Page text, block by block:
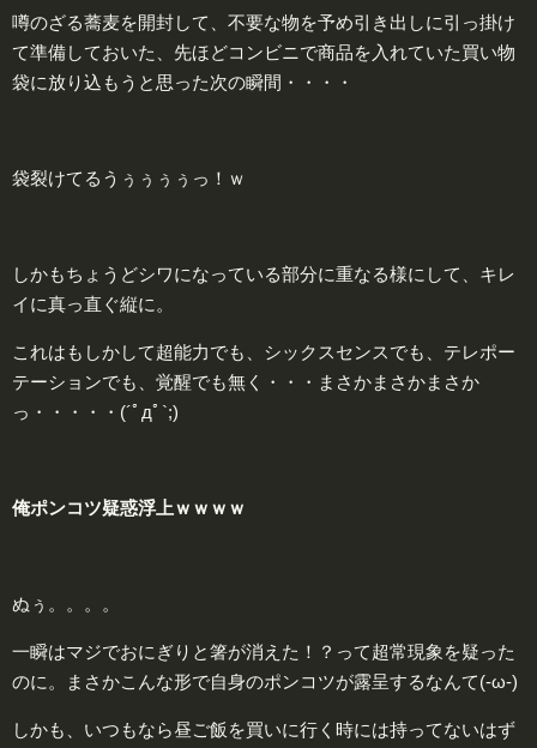
噂のざる蕎麦を開封して、不要な物を予め引き出しに引っ掛け
て準備しておいた、先ほどコンビニで商品を入れていた買い物
袋に放り込もうと思った次の瞬間・・・・
袋裂けてるうぅぅぅぅっ！ｗ
しかもちょうどシワになっている部分に重なる様にして、キレ
イに真っ直ぐ縦に。
これはもしかして超能力でも、シックスセンスでも、テレポー
テーションでも、覚醒でも無く・・・まさかまさかまさか
っ・・・・・(´ﾟдﾟ`;)
俺ポンコツ疑惑浮上ｗｗｗｗ
ぬぅ。。。。
一瞬はマジでおにぎりと箸が消えた！？って超常現象を疑った
のに。まさかこんな形で自身のポンコツが露呈するなんて(-ω-)
しかも、いつもなら昼ご飯を買いに行く時には持ってないはず